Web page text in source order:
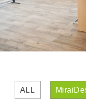
ALL